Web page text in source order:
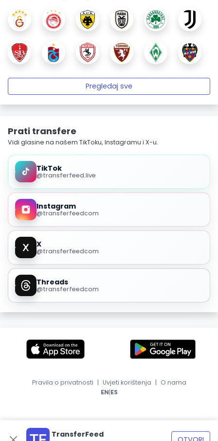
Pregledaj sve
Prati transfere
Vidi glasine na našem TikToku, Instagramu i X-u.
TikTok
@transferfeed.live
Instagram
@transferfeedcom
X
@transferfeedcom
Threads
@transferfeedcom
TransferFeed
Pravila o privatnosti | Uvjeti korištenja | O nama
EN|ES